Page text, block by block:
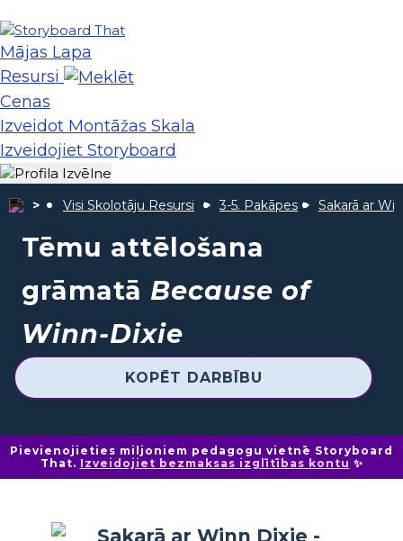
Mājas Lapa
Resursi
Cenas
Izveidot Montāžas Skala
Izveidojiet Storyboard
Visi Skolotāju Resursi 3-5. Pakāpes Sakarā ar
Tēmu attēlošana
grāmatā Because of
Winn-Dixie
KOPĒT DARBĪBU
Pievienojieties miljoniem pedagogu vietnē Storyboard
That. Izveidojiet bezmaksas izglītības kontu ✨